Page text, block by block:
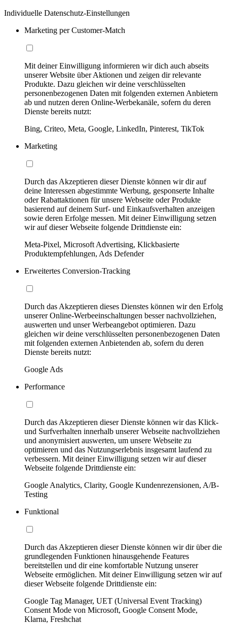
Individuelle Datenschutz-Einstellungen
Marketing per Customer-Match
Mit deiner Einwilligung informieren wir dich auch abseits
unserer Website über Aktionen und zeigen dir relevante
Produkte. Dazu gleichen wir deine verschlüsselten
personenbezogenen Daten mit folgenden externen Anbietern
ab und nutzen deren Online-Werbekanäle, sofern du deren
Dienste bereits nutzt:
Bing, Criteo, Meta, Google, LinkedIn, Pinterest, TikTok
Marketing
Durch das Akzeptieren dieser Dienste können wir dir auf
deine Interessen abgestimmte Werbung, gesponserte Inhalte
oder Rabattaktionen für unsere Webseite oder Produkte
basierend auf deinem Surf- und Einkaufsverhalten anzeigen
sowie deren Erfolge messen. Mit deiner Einwilligung setzen
wir auf dieser Webseite folgende Drittdienste ein:
Meta-Pixel, Microsoft Advertising, Klickbasierte
Produktempfehlungen, Ads Defender
Erweitertes Conversion-Tracking
Durch das Akzeptieren dieses Dienstes können wir den Erfolg
unserer Online-Werbeeinschaltungen besser nachvollziehen,
auswerten und unser Werbeangebot optimieren. Dazu
gleichen wir deine verschlüsselten personenbezogenen Daten
mit folgenden externen Anbietenden ab, sofern du deren
Dienste bereits nutzt:
Google Ads
Performance
Durch das Akzeptieren dieser Dienste können wir das Klick-
und Surfverhalten innerhalb unserer Webseite nachvollziehen
und anonymisiert auswerten, um unsere Webseite zu
optimieren und das Nutzungserlebnis insgesamt laufend zu
verbessern. Mit deiner Einwilligung setzen wir auf dieser
Webseite folgende Drittdienste ein:
Google Analytics, Clarity, Google Kundenrezensionen, A/B-
Testing
Funktional
Durch das Akzeptieren dieser Dienste können wir dir über die
grundlegenden Funktionen hinausgehende Features
bereitstellen und dir eine komfortable Nutzung unserer
Webseite ermöglichen. Mit deiner Einwilligung setzen wir auf
dieser Webseite folgende Drittdienste ein:
Google Tag Manager, UET (Universal Event Tracking)
Consent Mode von Microsoft, Google Consent Mode,
Klarna, Freshchat